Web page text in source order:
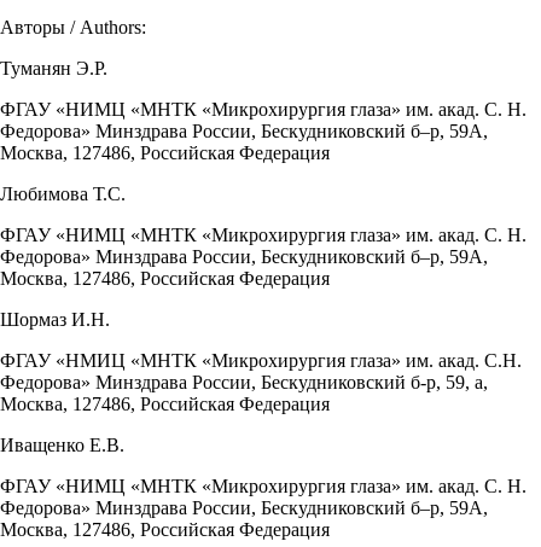
Авторы / Authors:
Туманян Э.Р.
ФГАУ «НИМЦ «МНТК «Микрохирургия глаза» им. акад. С. Н.
Федорова» Минздрава России, Бескудниковский б–р, 59А,
Москва, 127486, Российская Федерация
Любимова Т.С.
ФГАУ «НИМЦ «МНТК «Микрохирургия глаза» им. акад. С. Н.
Федорова» Минздрава России, Бескудниковский б–р, 59А,
Москва, 127486, Российская Федерация
Шормаз И.Н.
ФГАУ «НМИЦ «МНТК «Микрохирургия глаза» им. акад. С.Н.
Федорова» Минздрава России, Бескудниковский б-р, 59, а,
Москва, 127486, Российская Федерация
Иващенко Е.В.
ФГАУ «НИМЦ «МНТК «Микрохирургия глаза» им. акад. С. Н.
Федорова» Минздрава России, Бескудниковский б–р, 59А,
Москва, 127486, Российская Федерация